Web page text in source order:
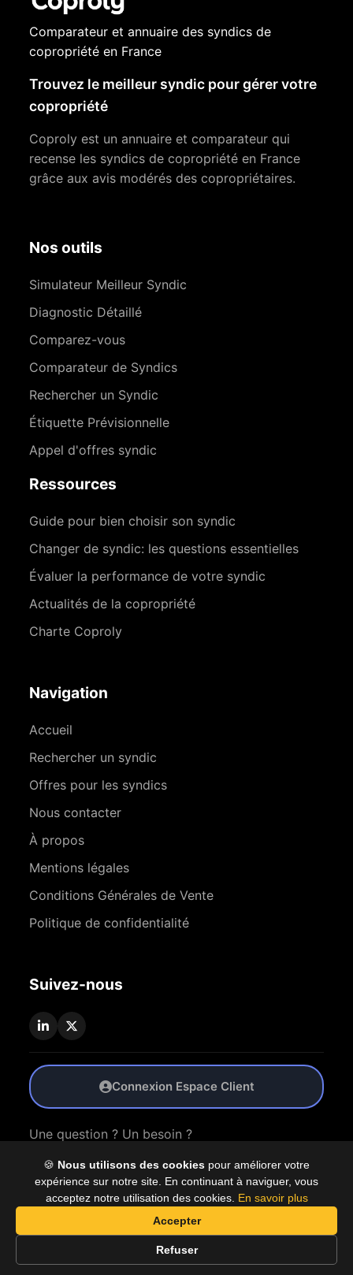
🍪 Nous utilisons des cookies pour améliorer votre
expérience sur notre site. En continuant à naviguer, vous
acceptez notre utilisation des cookies. En savoir plus
Accepter
Refuser
Comparateur et annuaire des syndics de
copropriété en France
Trouvez le meilleur syndic pour gérer votre
copropriété
Coproly est un annuaire et comparateur qui
recense les syndics de copropriété en France
grâce aux avis modérés des copropriétaires.
Nos outils
Simulateur Meilleur Syndic
Diagnostic Détaillé
Comparez-vous
Comparateur de Syndics
Rechercher un Syndic
Étiquette Prévisionnelle
Appel d'offres syndic
Ressources
Guide pour bien choisir son syndic
Changer de syndic: les questions essentielles
Évaluer la performance de votre syndic
Actualités de la copropriété
Charte Coproly
Navigation
Accueil
Rechercher un syndic
Offres pour les syndics
Nous contacter
À propos
Mentions légales
Conditions Générales de Vente
Politique de confidentialité
Suivez-nous
Connexion Espace Client
Une question ? Un besoin ?
Nous Contacter
© 2026 Coproly. Tous droits réservés.